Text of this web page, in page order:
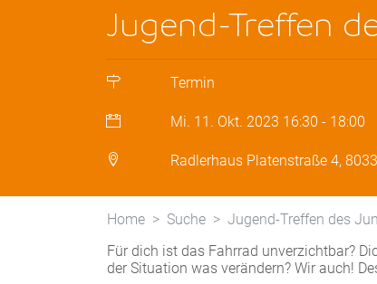
Jugend-Treffen
Termin
Mi. 11. Okt. 2023 16:30 - 18:00
Radlerhaus Platenstraße 4,
Home Suche
Jugend-Treffen des
Für dich ist das Fahrrad unverzichtbar?
der Situation was verändern? Wir auch!